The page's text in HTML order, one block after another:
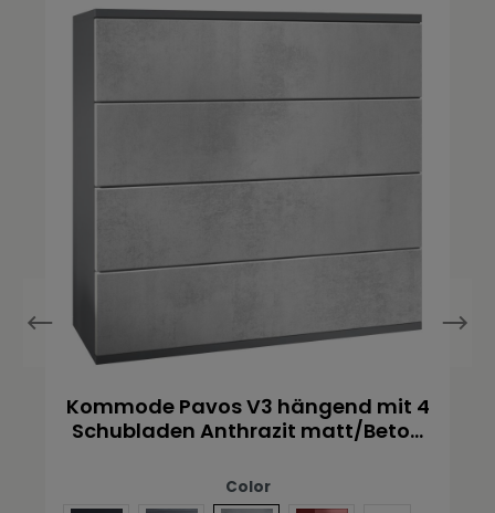
Kommode Pavos V3 hängend mit 4
Schubladen Anthrazit matt/Beton
Color